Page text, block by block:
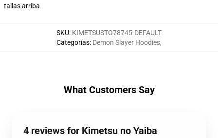
tallas arriba
SKU: KIMETSUSTO78745-DEFAULT
Categorías: Demon Slayer Hoodies,
What Customers Say
4 reviews for Kimetsu no Yaiba